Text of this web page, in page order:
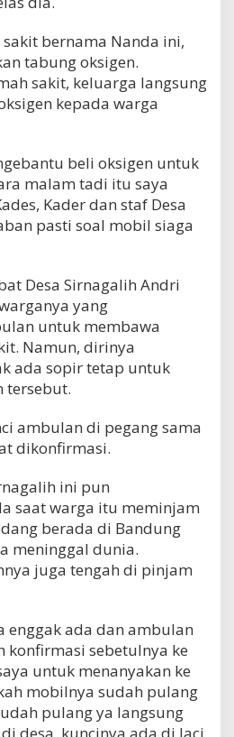
bernama Nanda ini,
tabung oksigen.
sakit, keluarga langsung
kepada warga
beli oksigen untuk
malam tadi itu saya
Kader dan staf Desa
pasti soal mobil siaga
Desa Sirnagalih Andri
yang
untuk membawa
Namun, dirinya
ada sopir tetap untuk
tersebut.
ambulan di pegang sama
dikonfirmasi.
ini pun
saat warga itu meminjam
berada di Bandung
meninggal dunia.
juga tengah di pinjam
enggak ada dan ambulan
konfirmasi sebetulnya ke
untuk menanyakan ke
mobilnya sudah pulang
pulang ya langsung